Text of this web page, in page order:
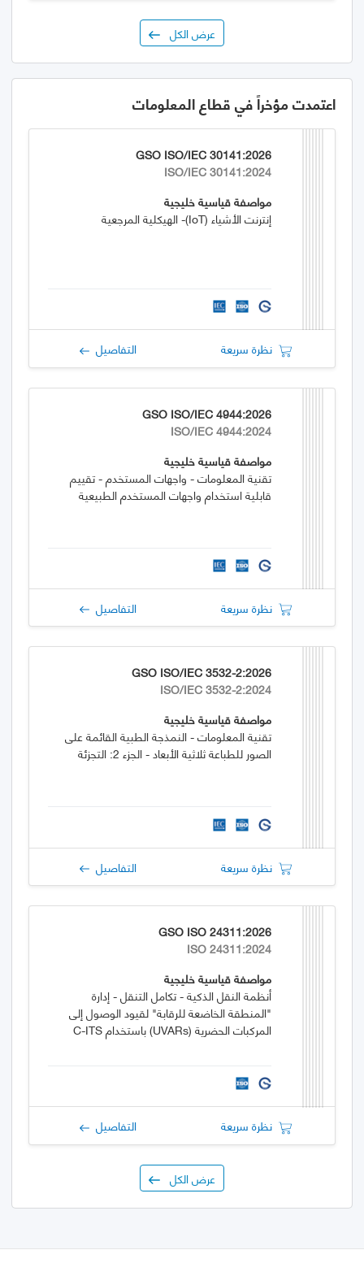
عرض الكل
اعتمدت مؤخراً في قطاع المعلومات
GSO ISO/IEC 30141:2026
ISO/IEC 30141:2024
مواصفة قياسية خليجية
إنترنت الأشياء (IoT)- الهيكلية المرجعية
نظرة سريعة التفاصيل
GSO ISO/IEC 4944:2026
ISO/IEC 4944:2024
مواصفة قياسية خليجية
تقنية المعلومات - واجهات المستخدم - تقييم
قابلية استخدام واجهات المستخدم الطبيعية
نظرة سريعة التفاصيل
GSO ISO/IEC 3532-2:2026
ISO/IEC 3532-2:2024
مواصفة قياسية خليجية
تقنية المعلومات - النمذجة الطبية القائمة على
الصور للطباعة ثلاثية الأبعاد - الجزء 2: التجزئة
نظرة سريعة التفاصيل
GSO ISO 24311:2026
ISO 24311:2024
مواصفة قياسية خليجية
أنظمة النقل الذكية - تكامل التنقل - إدارة
"المنطقة الخاضعة للرقابة" لقيود الوصول إلى
المركبات الحضرية (UVARs) باستخدام C-ITS
نظرة سريعة التفاصيل
عرض الكل